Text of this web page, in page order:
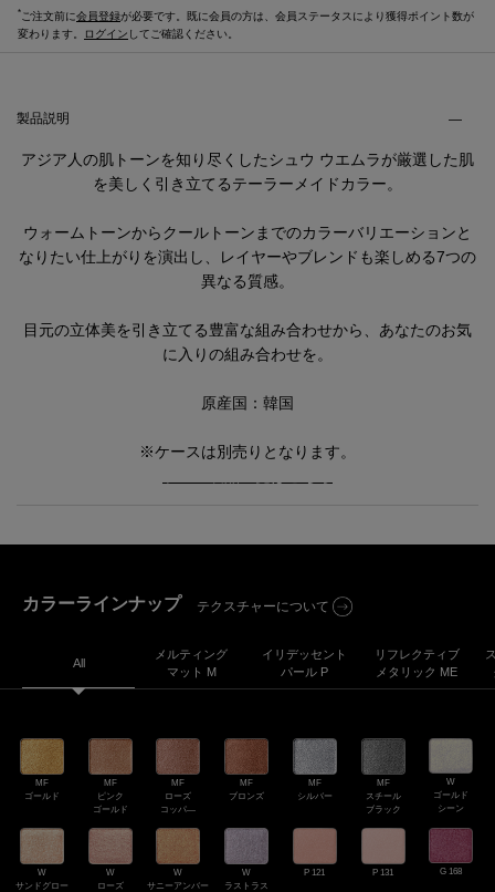
* ご注文前に会員登録が必要です。既に会員の方は、会員ステータスにより獲得ポイント数が
変わります。
ログイン してご確認ください。
製品説明
アジア人の肌トーンを知り尽くしたシュウ ウエムラが厳選した肌
を美しく引き立てるテーラーメイドカラー。
ウォームトーンからクールトーンまでのカラーバリエーションと
なりたい仕上がりを演出し、レイヤーやブレンドも楽しめる7つの
異なる質感。
目元の立体美を引き立てる豊富な組み合わせから、あなたのお気
に入りの組み合わせを。
原産国：韓国
※ケースは別売りとなります。
カラーラインナップ テクスチャーについて
All
メルティング
マット M
イリデッセント
パール P
リフレクティブ
メタリック ME
MF
ゴールド
MF
ピンク
ゴールド
MF
ローズ
コッパ―
MF
ブロンズ
MF
シルバー
MF
スチール
ブラック
W
ゴールド
シーン
W
サンドグロー
W
ローズ
W
サニーアンバー
W
ラストラス
P 121 P 131 G 168